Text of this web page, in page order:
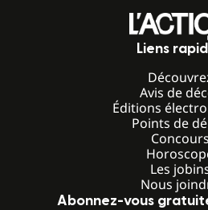
Liens
Avis de
Éditions
Points de
Concours
Les
Nous
Abonnez-vous